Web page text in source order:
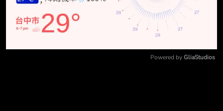
Powered by GliaStudios